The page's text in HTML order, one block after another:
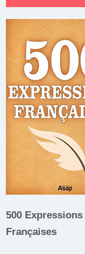
500 Expressions
Françaises